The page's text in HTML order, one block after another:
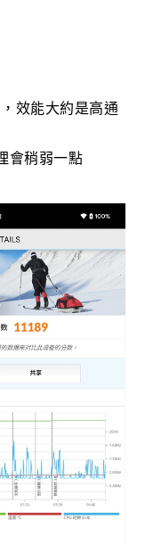
效能大約是高通
會稍弱一點